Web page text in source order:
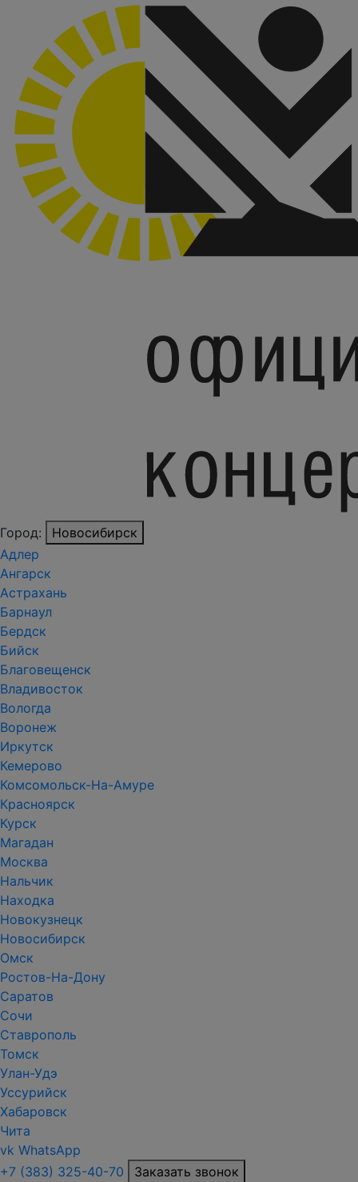
Город:
Новосибирск
Адлер
Ангарск
Астрахань
Барнаул
Бердск
Бийск
Благовещенск
Владивосток
Вологда
Воронеж
Иркутск
Кемерово
Комсомольск-На-Амуре
Красноярск
Курск
Магадан
Москва
Нальчик
Находка
Новокузнецк
Новосибирск
Омск
Ростов-На-Дону
Саратов
Сочи
Ставрополь
Томск
Улан-Удэ
Уссурийск
Хабаровск
Чита
vk WhatsApp
+7 (383) 325-40-70
Заказать звонок